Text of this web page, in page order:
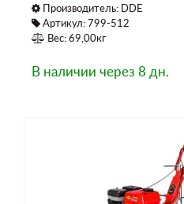
Производитель: DDE
Артикул: 799-512
Вес: 69,00кг
В наличии через 8 дн.